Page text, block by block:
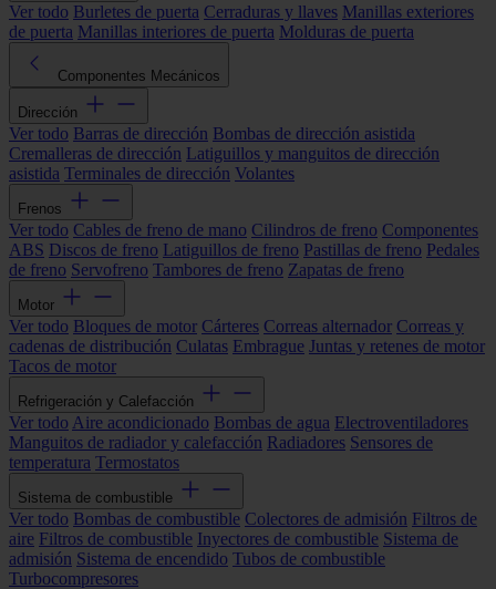
Ver todo Burletes de puerta Cerraduras y llaves Manillas exteriores
de puerta Manillas interiores de puerta Molduras de puerta
Componentes Mecánicos
Dirección
Ver todo Barras de dirección Bombas de dirección asistida
Cremalleras de dirección Latiguillos y manguitos de dirección
asistida Terminales de dirección Volantes
Frenos
Ver todo Cables de freno de mano Cilindros de freno Componentes
ABS Discos de freno Latiguillos de freno Pastillas de freno Pedales
de freno Servofreno Tambores de freno Zapatas de freno
Motor
Ver todo Bloques de motor Cárteres Correas alternador Correas y
cadenas de distribución Culatas Embrague Juntas y retenes de motor
Tacos de motor
Refrigeración y Calefacción
Ver todo Aire acondicionado Bombas de agua Electroventiladores
Manguitos de radiador y calefacción Radiadores Sensores de
temperatura Termostatos
Sistema de combustible
Ver todo Bombas de combustible Colectores de admisión Filtros de
aire Filtros de combustible Inyectores de combustible Sistema de
admisión Sistema de encendido Tubos de combustible
Turbocompresores